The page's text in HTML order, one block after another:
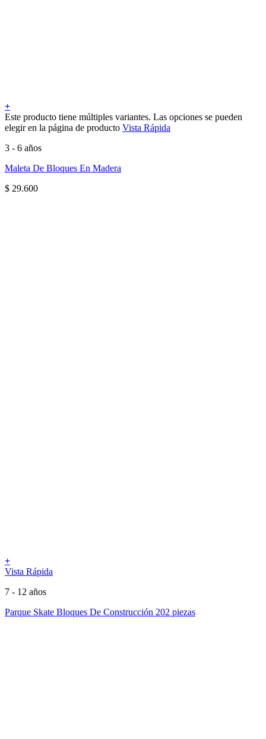
+
Este producto tiene múltiples variantes. Las opciones se pueden
elegir en la página de producto Vista Rápida
3 - 6 años
Maleta De Bloques En Madera
$ 29.600
+
Vista Rápida
7 - 12 años
Parque Skate Bloques De Construcción 202 piezas